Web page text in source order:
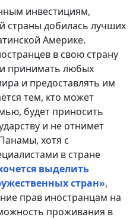
инвестициям,
страны добилась лучших
Америке.
в свою страну
принимать любых
и предоставлять им
тем, кто может
будет приносить
и не отнимет
хотя с
в стране
выделить
стран»,
прав иностранцам на
проживания в